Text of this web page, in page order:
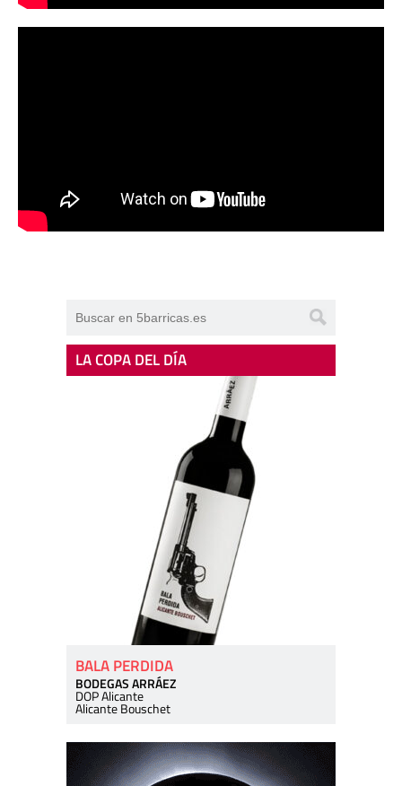
LA COPA DEL DÍA
BALA PERDIDA
BODEGAS ARRÁEZ
DOP Alicante
Alicante Bouschet